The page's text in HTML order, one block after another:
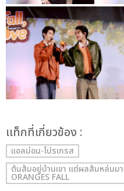
เเท็กที่เกี่ยวข้อง :
แอลม่อน-โปรเกรส
ต้นส้มอยู่บ้านเขา แต่ผลส้มหล่นมา
ORANGES FALL